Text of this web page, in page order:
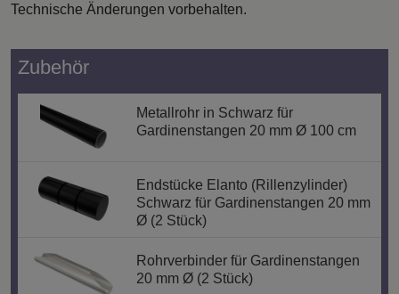
Technische Änderungen vorbehalten.
Zubehör
Metallrohr in Schwarz für
Gardinenstangen 20 mm Ø 100 cm
Endstücke Elanto (Rillenzylinder)
Schwarz für Gardinenstangen 20 mm
Ø (2 Stück)
Rohrverbinder für Gardinenstangen
20 mm Ø (2 Stück)